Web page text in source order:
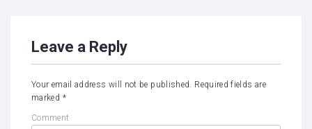
Leave a Reply
Your email address will not be published. Required fields are
marked *
Comment